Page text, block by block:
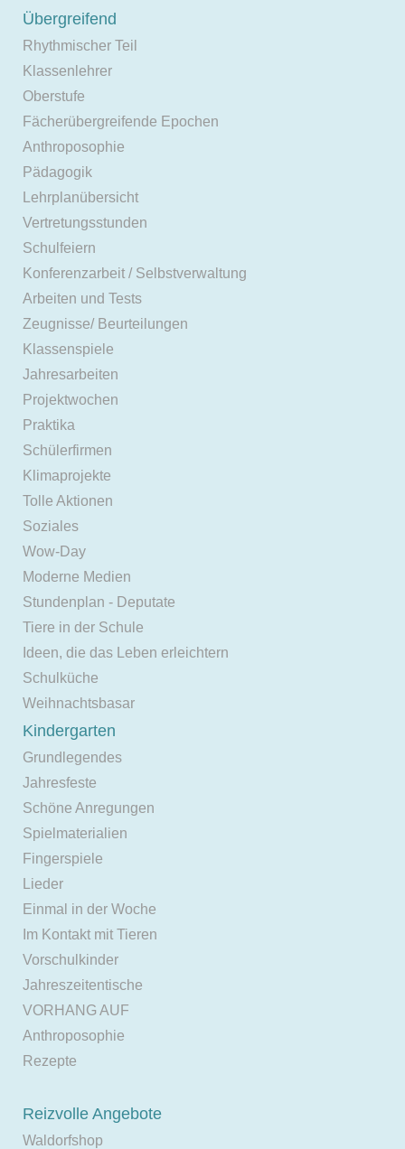
Übergreifend
Rhythmischer Teil
Klassenlehrer
Oberstufe
Fächerübergreifende Epochen
Anthroposophie
Pädagogik
Lehrplanübersicht
Vertretungsstunden
Schulfeiern
Konferenzarbeit / Selbstverwaltung
Arbeiten und Tests
Zeugnisse/ Beurteilungen
Klassenspiele
Jahresarbeiten
Projektwochen
Praktika
Schülerfirmen
Klimaprojekte
Tolle Aktionen
Soziales
Wow-Day
Moderne Medien
Stundenplan - Deputate
Tiere in der Schule
Ideen, die das Leben erleichtern
Schulküche
Weihnachtsbasar
Kindergarten
Grundlegendes
Jahresfeste
Schöne Anregungen
Spielmaterialien
Fingerspiele
Lieder
Einmal in der Woche
Im Kontakt mit Tieren
Vorschulkinder
Jahreszeitentische
VORHANG AUF
Anthroposophie
Rezepte
Reizvolle Angebote
Waldorfshop